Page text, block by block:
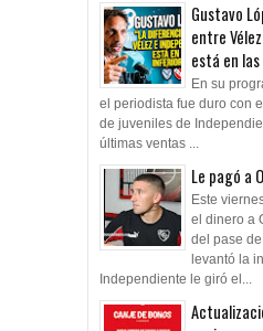
Gustavo
entre
está en
En su
el periodista fue duro con
de juveniles de
últimas ventas ...
Le pagó a
Este
el dinero a
del pase
levantó la
Independiente le giró el...